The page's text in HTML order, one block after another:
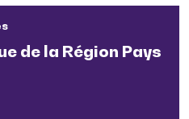
de la Région Pays